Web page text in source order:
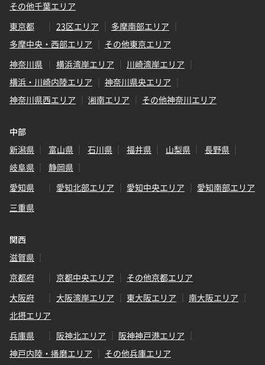
その他千葉エリア
東京都
23区エリア
多摩南部エリア
多摩中央・西部エリア
その他東京エリア
神奈川県
横浜湾岸エリア
川崎湾岸エリア
横浜・川崎内陸エリア
神奈川県央エリア
神奈川県西エリア
湘南エリア その他神奈川エリア
中部
新潟県
富山県 石川県 福井県 山梨県
長野県
岐阜県
静岡県
愛知県
愛知北部エリア 愛知中央エリア
愛知南部エリア
三重県
関西
滋賀県
京都府
京都中央エリア
その他京都エリア
大阪府
大阪湾岸エリア 東大阪エリア
南大阪エリア
北摂エリア
兵庫県
阪神北エリア
阪神神戸港エリア
神戸内陸・播磨エリア
その他兵庫エリア